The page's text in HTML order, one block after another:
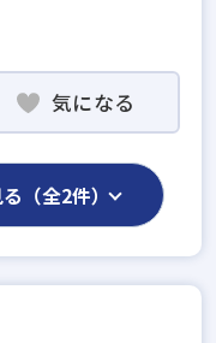
気になる
（全2件）